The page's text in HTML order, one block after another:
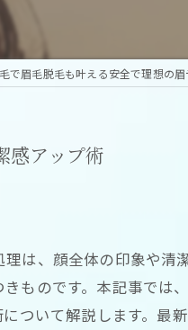
で眉毛脱毛も叶える安全で理想の
感アップ術
は、顔全体の印象や清
ものです。本記事では
ついて解説します。最